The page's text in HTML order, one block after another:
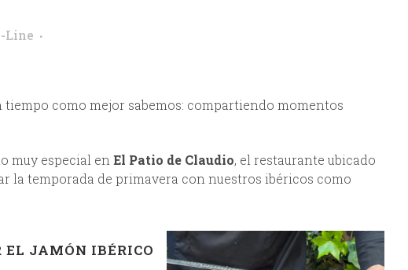
Line
como mejor sabemos: compartiendo momentos
muy especial en El Patio de Claudio, el restaurante ubicado
la temporada de primavera con nuestros ibéricos como
EL JAMÓN IBÉRICO